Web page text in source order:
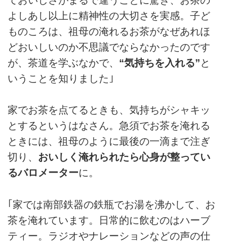
よしあし以上に精神性の大切さを実感。子ど
ものころは、祖母の淹れるお茶がなぜあれほ
どおいしいのか不思議でならなかったのです
が、茶道を学ぶなかで、 “気持ちを入れる”と
いうことを知りました｣
家でお茶を点てるときも、気持ちがシャキッ
とするというはなさん。急須でお茶を淹れる
ときには、祖母のように最後の一滴まで注ぎ
切り、 おいしく淹れられたら心身が整ってい
るバロメーターに。
｢家では南部鉄器の鉄瓶でお湯を沸かして、お
茶を淹れています。日常的に飲むのはハーブ
ティー。ラジオやナレーションなどの声の仕